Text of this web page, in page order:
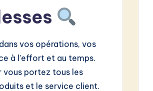
vos opérations, vos
à l’effort et au temps.
vous portez tous les
et le service client.